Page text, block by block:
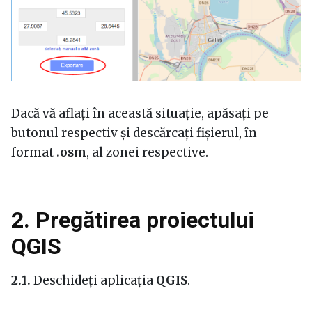
Dacă vă aflați în această situație, apăsați pe
butonul respectiv și descărcați fișierul, în
format .osm, al zonei respective.
2. Pregătirea proiectului
QGIS
2.1. Deschideți aplicația QGIS.